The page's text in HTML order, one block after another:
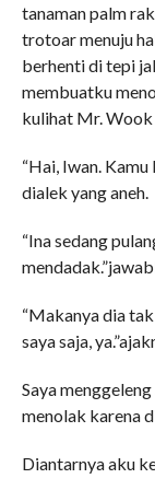
tanaman palm
trotoar menuju
berhenti di tepi
membuatku
kulihat Mr.
“Hai, Iwan.
dialek yang aneh.
“Ina sedang
“Makanya dia
saya saja,
Saya
menolak karena
Diantarnya aku